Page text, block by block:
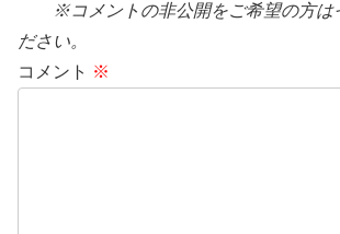
※コメントの非公開をご希望の方は
ださい。
コメント ※